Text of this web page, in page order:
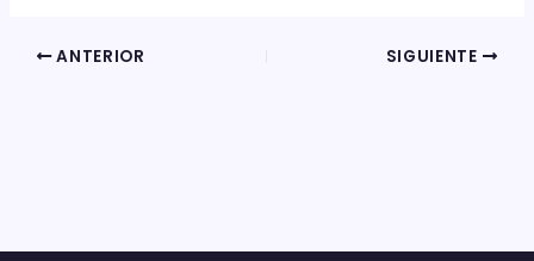
ANTERIOR SIGUIENTE